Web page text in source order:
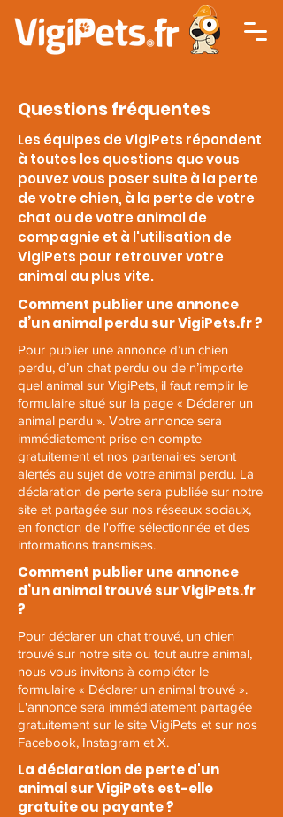
Questions fréquentes
Les équipes de VigiPets répondent
à toutes les questions que vous
pouvez vous poser suite à la perte
de votre chien, à la perte de votre
chat ou de votre animal de
compagnie et à l'utilisation de
VigiPets pour retrouver votre
animal au plus vite.
Comment publier une annonce
d’un animal perdu sur VigiPets.fr ?
Pour publier une annonce d’un chien
perdu, d’un chat perdu ou de n’importe
quel animal sur VigiPets, il faut remplir le
formulaire situé sur la page « Déclarer un
animal perdu ». Votre annonce sera
immédiatement prise en compte
gratuitement et nos partenaires seront
alertés au sujet de votre animal perdu. La
déclaration de perte sera publiée sur notre
site et partagée sur nos réseaux sociaux,
en fonction de l'offre sélectionnée et des
informations transmises.
Comment publier une annonce
d’un animal trouvé sur VigiPets.fr
?
Pour déclarer un chat trouvé, un chien
trouvé sur notre site ou tout autre animal,
nous vous invitons à compléter le
formulaire « Déclarer un animal trouvé ».
L'annonce sera immédiatement partagée
gratuitement sur le site VigiPets et sur nos
Facebook, Instagram et X.
La déclaration de perte d'un
animal sur VigiPets est-elle
gratuite ou payante ?